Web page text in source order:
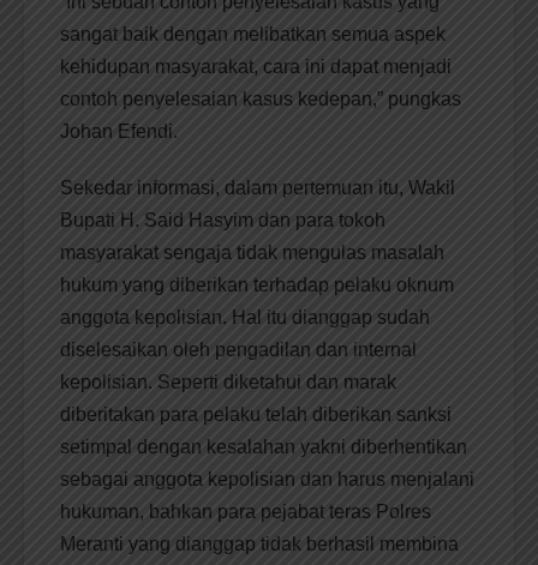
sangat baik dengan melibatkan semua aspek
kehidupan masyarakat, cara ini dapat menjadi
contoh penyelesaian kasus kedepan,” pungkas
Johan Efendi.
Sekedar informasi, dalam pertemuan itu, Wakil
Bupati H. Said Hasyim dan para tokoh
masyarakat sengaja tidak mengulas masalah
hukum yang diberikan terhadap pelaku oknum
anggota kepolisian. Hal itu dianggap sudah
diselesaikan oleh pengadilan dan internal
kepolisian. Seperti diketahui dan marak
diberitakan para pelaku telah diberikan sanksi
setimpal dengan kesalahan yakni diberhentikan
sebagai anggota kepolisian dan harus menjalani
hukuman, bahkan para pejabat teras Polres
Meranti yang dianggap tidak berhasil membina